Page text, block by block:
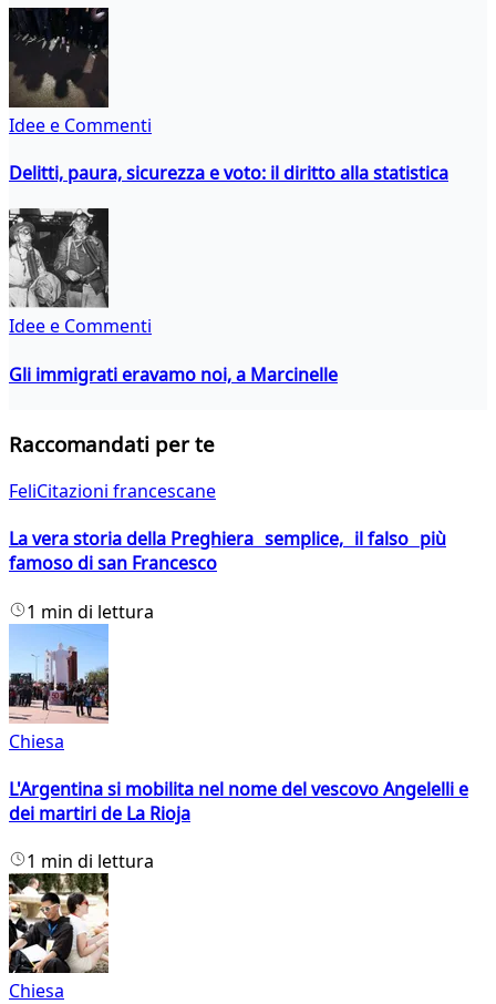
Idee e Commenti
Delitti, paura, sicurezza e voto: il diritto alla statistica
Idee e Commenti
Gli immigrati eravamo noi, a Marcinelle
Raccomandati per te
FeliCitazioni francescane
La vera storia della Preghiera semplice, il falso più
famoso di san Francesco
1 min di lettura
Chiesa
L'Argentina si mobilita nel nome del vescovo Angelelli e
dei martiri de La Rioja
1 min di lettura
Chiesa